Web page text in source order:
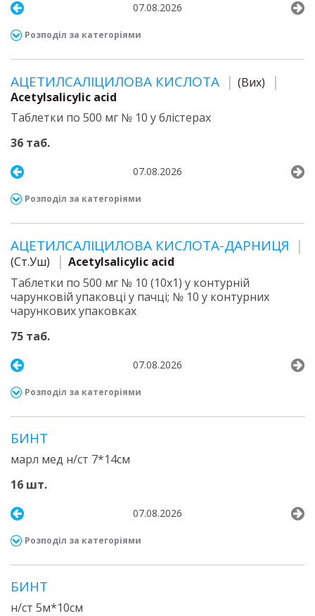
07.08.2026
Розподіл за категоріями
АЦЕТИЛСАЛІЦИЛОВА КИСЛОТА
(Вих)
Acetylsalicylic acid
Таблетки по 500 мг № 10 у блістерах
36 таб.
07.08.2026
Розподіл за категоріями
АЦЕТИЛСАЛІЦИЛОВА КИСЛОТА-ДАРНИЦЯ
(Ст.Уш)
Acetylsalicylic acid
Таблетки по 500 мг № 10 (10х1) у контурній
чарунковій упаковці у пачці; № 10 у контурних
чарункових упаковках
75 таб.
07.08.2026
Розподіл за категоріями
БИНТ
марл мед н/ст 7*14см
16 шт.
07.08.2026
Розподіл за категоріями
БИНТ
н/ст 5м*10см